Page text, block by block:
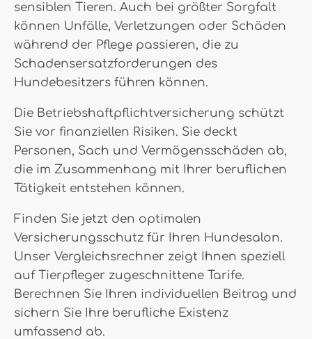
sensiblen Tieren. Auch bei größter Sorgfalt
können Unfälle, Verletzungen oder Schäden
während der Pflege passieren, die zu
Schadensersatzforderungen des
Hundebesitzers führen können.
Die Betriebshaftpflichtversicherung schützt
Sie vor finanziellen Risiken. Sie deckt
Personen, Sach und Vermögensschäden ab,
die im Zusammenhang mit Ihrer beruflichen
Tätigkeit entstehen können.
Finden Sie jetzt den optimalen
Versicherungsschutz für Ihren Hundesalon.
Unser Vergleichsrechner zeigt Ihnen speziell
auf Tierpfleger zugeschnittene Tarife.
Berechnen Sie Ihren individuellen Beitrag und
sichern Sie Ihre berufliche Existenz
umfassend ab.